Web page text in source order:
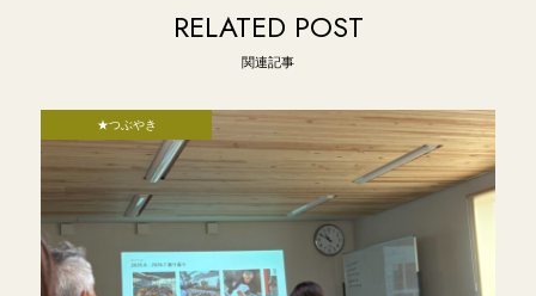
RELATED POST
関連記事
★つぶやき